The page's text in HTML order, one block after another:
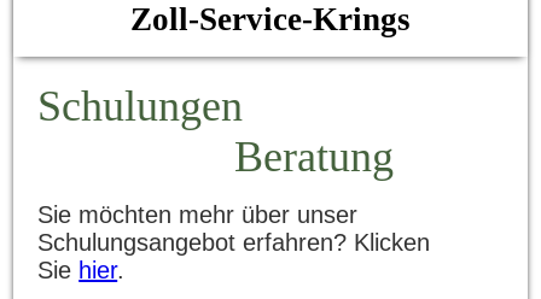
Zoll-Service-Krings
Schulungen
Beratung
Sie möchten mehr über unser
Schulungsangebot erfahren? Klicken
Sie hier.